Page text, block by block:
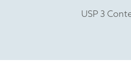
USP 3